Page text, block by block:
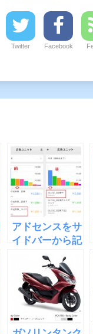
Twitter Facebook
アドセンスをサ
イドバーから記
事中に移したら
収益が倍になっ